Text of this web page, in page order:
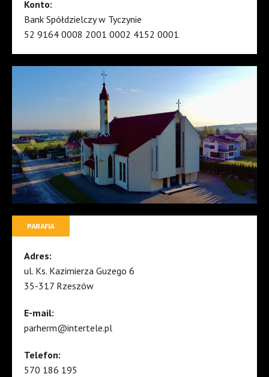
Konto:
Bank Spółdzielczy w Tyczynie
52 9164 0008 2001 0002 4152 0001
PARAFIA
Adres:
ul. Ks. Kazimierza Guzego 6
35-317 Rzeszów
E-mail:
parherm@intertele.pl
Telefon:
570 186 195